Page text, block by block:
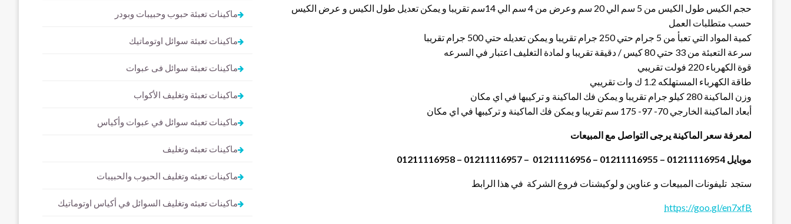
حجم الكيس طول الكيس من 5 سم الي 20 سم وعرض من 4 سم الي 14سم تقريبا و يمكن تعديل طول الكيس و عرض الكيس
حسب متطلبات العمل
كمية المواد التي تعبأ من 5 جرام حتي 250 جرام تقريبا و يمكن تعديله حتي 500 جرام تقريبا
سرعة التعبئة من 33 حتي 80 كيس / دقيقة تقريبا و لمادة التغليف اعتبار في السرعه
قوة الكهرباء 220 فولت تقريبي
طاقة الكهرباء المستهلكه 1.2 ك وات تقريبي
وزن الماكينة 280 كيلو جرام تقريبا و يمكن فك الماكينة و تركيبها في اي مكان
أبعاد الماكينة الخارجي 70- 97- 175 سم تقريبا و يمكن فك الماكينة و تركيبها في اي مكان
لمعرفة سعر الماكينة يرجى التواصل مع المبيعات
موبايل 01211116954 – 01211116955 – 01211116956 – 01211116957 – 01211116958
ستجد تليفونات المبيعات و عناوين و لوكيشنات فروع الشركة في هذا الرابط
https://goo.gl/en7xfB
ماكينات تعبئة حبوب وحبيبات وبودر
ماكينات تعبئة سوائل اوتوماتيك
ماكينات تعبئة سوائل فى عبوات
ماكينات تعبئة وتغليف الأكواب
ماكينات تعبئه سوائل في عبوات وأكياس
ماكينات تعبئه وتغليف
ماكينات تعبئه وتغليف الحبوب والحبيبات
ماكينات تعبئه وتغليف السوائل في أكياس اوتوماتيك